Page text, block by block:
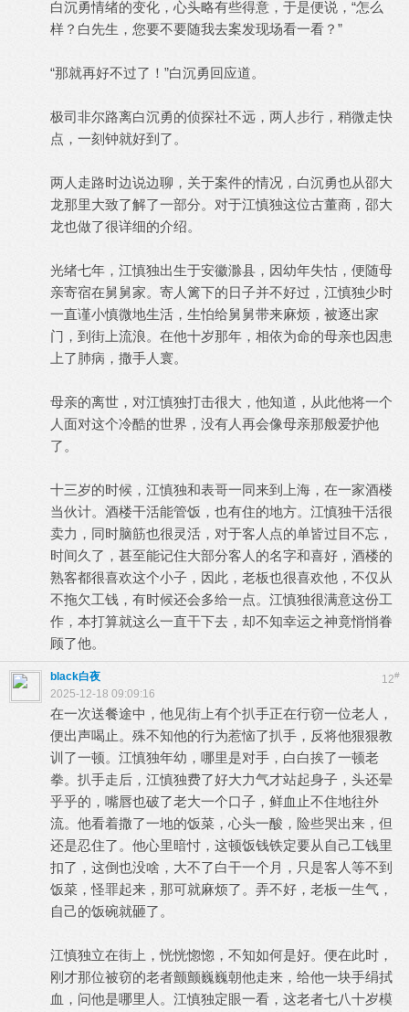
白沉勇情绪的变化，心头略有些得意，于是便说，“怎么
样？白先生，您要不要随我去案发现场看一看？”
“那就再好不过了！”白沉勇回应道。
极司非尔路离白沉勇的侦探社不远，两人步行，稍微走快
点，一刻钟就好到了。
两人走路时边说边聊，关于案件的情况，白沉勇也从邵大
龙那里大致了解了一部分。对于江慎独这位古董商，邵大
龙也做了很详细的介绍。
光绪七年，江慎独出生于安徽滁县，因幼年失怙，便随母
亲寄宿在舅舅家。寄人篱下的日子并不好过，江慎独少时
一直谨小慎微地生活，生怕给舅舅带来麻烦，被逐出家
门，到街上流浪。在他十岁那年，相依为命的母亲也因患
上了肺病，撒手人寰。
母亲的离世，对江慎独打击很大，他知道，从此他将一个
人面对这个冷酷的世界，没有人再会像母亲那般爱护他
了。
十三岁的时候，江慎独和表哥一同来到上海，在一家酒楼
当伙计。酒楼干活能管饭，也有住的地方。江慎独干活很
卖力，同时脑筋也很灵活，对于客人点的单皆过目不忘，
时间久了，甚至能记住大部分客人的名字和喜好，酒楼的
熟客都很喜欢这个小子，因此，老板也很喜欢他，不仅从
不拖欠工钱，有时候还会多给一点。江慎独很满意这份工
作，本打算就这么一直干下去，却不知幸运之神竟悄悄眷
顾了他。
12#
black白夜
2025-12-18 09:09:16
在一次送餐途中，他见街上有个扒手正在行窃一位老人，
便出声喝止。殊不知他的行为惹恼了扒手，反将他狠狠教
训了一顿。江慎独年幼，哪里是对手，白白挨了一顿老
拳。扒手走后，江慎独费了好大力气才站起身子，头还晕
乎乎的，嘴唇也破了老大一个口子，鲜血止不住地往外
流。他看着撒了一地的饭菜，心头一酸，险些哭出来，但
还是忍住了。他心里暗忖，这顿饭钱铁定要从自己工钱里
扣了，这倒也没啥，大不了白干一个月，只是客人等不到
饭菜，怪罪起来，那可就麻烦了。弄不好，老板一生气，
自己的饭碗就砸了。
江慎独立在街上，恍恍惚惚，不知如何是好。便在此时，
刚才那位被窃的老者颤颤巍巍朝他走来，给他一块手绢拭
血，问他是哪里人。江慎独定眼一看，这老者七八十岁模